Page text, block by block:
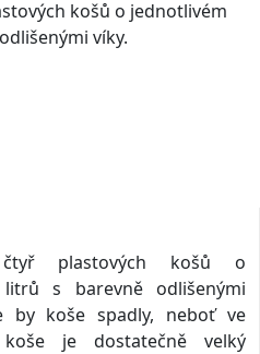
košů o jednotlivém
víky.
čtyř plastových košů o
s barevně odlišenými
by koše spadly, neboť ve
je dostatečně velký